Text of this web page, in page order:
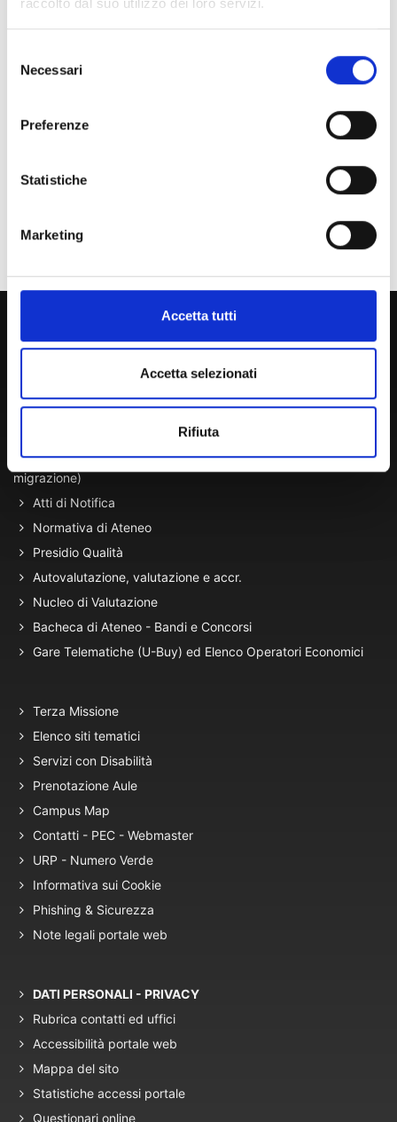
raccolto dal suo utilizzo dei loro servizi.
delNecessari
Preferenze
Statistiche
Marketing
Accetta tutti
Accetta selezionati
Rifiuta
Studente Internazionale
Ente o Impresa
800 453 444
Lun. - Ven. dalle 09:00 alle 18:00 e Sab. dalle 9:00 alle 13:00
Amministrazione Trasparente
Portale Amministrazione Trasparente (PAT in fase di
migrazione)
Atti di Notifica
Normativa di Ateneo
Presidio Qualità
Autovalutazione, valutazione e accr.
Nucleo di Valutazione
Bacheca di Ateneo - Bandi e Concorsi
Gare Telematiche (U-Buy) ed Elenco Operatori Economici
Terza Missione
Elenco siti tematici
Servizi con Disabilità
Prenotazione Aule
Campus Map
Contatti - PEC - Webmaster
URP - Numero Verde
Informativa sui Cookie
Phishing & Sicurezza
Note legali portale web
DATI PERSONALI - PRIVACY
Rubrica contatti ed uffici
Accessibilità portale web
Mappa del sito
Statistiche accessi portale
Questionari online